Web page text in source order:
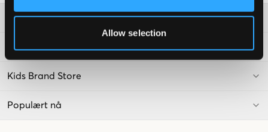
Allow selection
Kundeservice
Vilkår
Kids Brand Store
Populært nå